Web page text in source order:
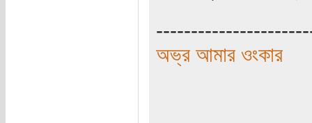
অভ্র আমার ওংকার